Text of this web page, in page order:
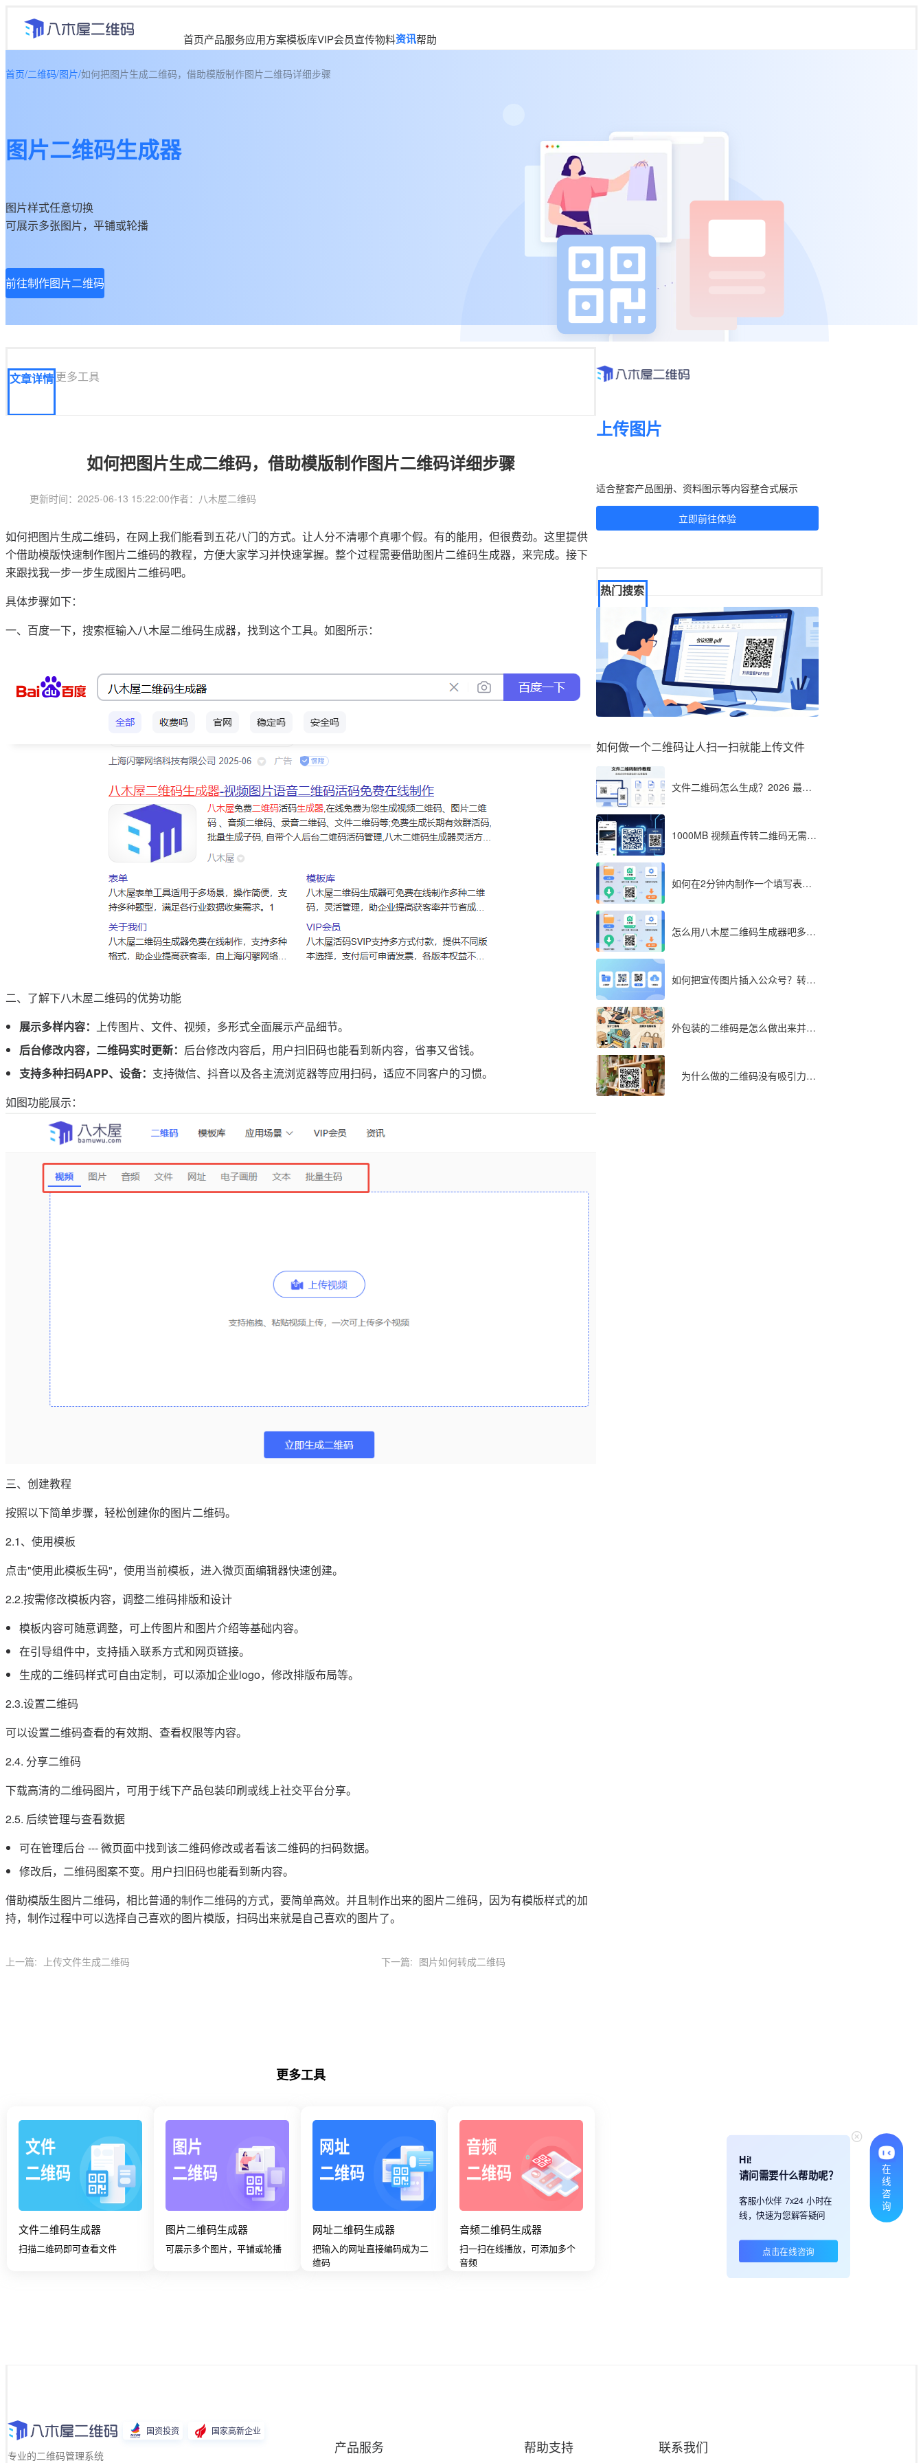
首页产品服务应用方案模板库VIP会员宣传物料资讯帮助
首页/二维码/图片/如何把图片生成二维码，借助模版制作图片二维码详细步骤
图片二维码生成器
图片样式任意切换
可展示多张图片，平铺或轮播
前往制作图片二维码
文章详情更多工具
如何把图片生成二维码，借助模版制作图片二维码详细步骤
更新时间：2025-06-13 15:22:00作者：八木屋二维码
如何把图片生成二维码，在网上我们能看到五花八门的方式。让人分不清哪个真哪个假。有的能用，但很费劲。这里提供
个借助模版快速制作图片二维码的教程，方便大家学习并快速掌握。整个过程需要借助图片二维码生成器，来完成。接下
来跟找我一步一步生成图片二维码吧。
具体步骤如下：
一、百度一下，搜索框输入八木屋二维码生成器，找到这个工具。如图所示：
二、了解下八木屋二维码的优势功能
展示多样内容： 上传图片、文件、视频，多形式全面展示产品细节。
后台修改内容，二维码实时更新： 后台修改内容后，用户扫旧码也能看到新内容，省事又省钱。
支持多种扫码APP、设备： 支持微信、抖音以及各主流浏览器等应用扫码，适应不同客户的习惯。
如图功能展示：
三、创建教程
按照以下简单步骤，轻松创建你的图片二维码。
2.1、使用模板
点击"使用此模板生码"，使用当前模板，进入微页面编辑器快速创建。
2.2.按需修改模板内容，调整二维码排版和设计
模板内容可随意调整，可上传图片和图片介绍等基础内容。
在引导组件中，支持插入联系方式和网页链接。
生成的二维码样式可自由定制，可以添加企业logo，修改排版布局等。
2.3.设置二维码
可以设置二维码查看的有效期、查看权限等内容。
2.4. 分享二维码
下载高清的二维码图片，可用于线下产品包装印刷或线上社交平台分享。
2.5. 后续管理与查看数据
可在管理后台 --- 微页面中找到该二维码修改或者看该二维码的扫码数据。
修改后，二维码图案不变。用户扫旧码也能看到新内容。
借助模版生图片二维码，相比普通的制作二维码的方式，要简单高效。并且制作出来的图片二维码，因为有模版样式的加
持，制作过程中可以选择自己喜欢的图片模版，扫码出来就是自己喜欢的图片了。
上一篇: 上传文件生成二维码 下一篇: 图片如何转成二维码
更多工具
文件二维码生成器
扫描二维码即可查看文件
图片二维码生成器
可展示多个图片，平铺或轮播
网址二维码生成器
把输入的网址直接编码成为二
维码
音频二维码生成器
扫一扫在线播放，可添加多个
音频
上传图片
立刻生成二维码！
适合整套产品图册、资料图示等内容整合式展示
立即前往体验
热门搜索
如何做一个二维码让人扫一扫就能上传文件
文件二维码怎么生成？2026 最全
1000MB 视频直传转二维码无需压
如何在2分钟内制作一个填写表格
怎么用八木屋二维码生成器吧多个
如何把宣传图片插入公众号？转为
外包装的二维码是怎么做出来并印
为什么做的二维码没有吸引力，
国资投资 国家高新企业
专业的二维码管理系统
产品服务 帮助支持 联系我们
Hi!
请问需要什么帮助呢？
客服小伙伴 7x24 小时在
线，快速为您解答疑问
点击在线咨询
在
线
咨
询